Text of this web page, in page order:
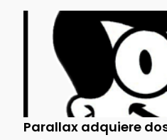
Parallax adquiere